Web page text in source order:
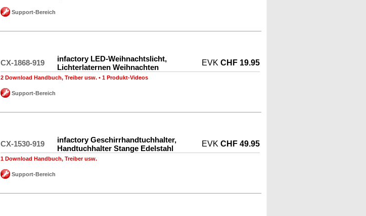
Support-Bereich
CX-1868-919
infactory LED-Weihnachtslicht,
Lichterlaternen Weihnachten
EVK CHF 19.95
2 Download Handbuch, Treiber usw. • 1 Produkt-Videos
Support-Bereich
CX-1530-919
infactory Geschirrhandtuchhalter,
Handtuchhalter Stange Edelstahl
EVK CHF 49.95
1 Download Handbuch, Treiber usw.
Support-Bereich